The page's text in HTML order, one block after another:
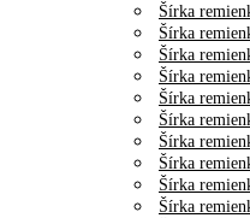
Šírka
Šírka
Šírka
Šírka
Šírka
Šírka
Šírka
Šírka
Šírka
Šírka